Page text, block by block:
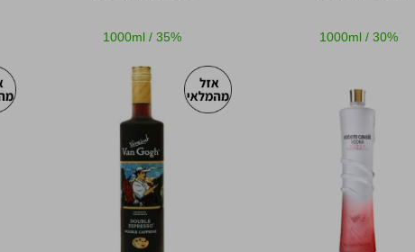
1000ml / 30%
1000ml / 35%